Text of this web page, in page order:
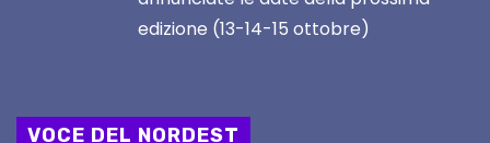
edizione (13-14-15 ottobre)
VOCE DEL NORDEST